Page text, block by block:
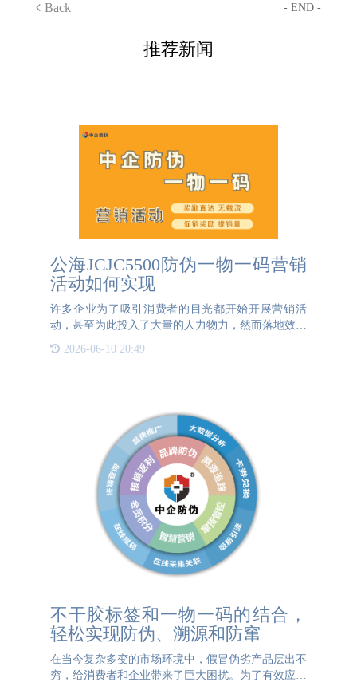
Back - END -
推荐新闻
公海JCJC5500防伪一物一码营销
活动如何实现
许多企业为了吸引消费者的目光都开始开展营销活
动，甚至为此投入了大量的人力物力，然而落地效果
却不尽如人意。普通营销活动是通过企业——分销商
——门店——消费者这样的流程，但由于环节过多，
2026-06-10 20:49
不干胶标签和一物一码的结合，
轻松实现防伪、溯源和防窜
在当今复杂多变的市场环境中，假冒伪劣产品层出不
穷，给消费者和企业带来了巨大困扰。为了有效应对